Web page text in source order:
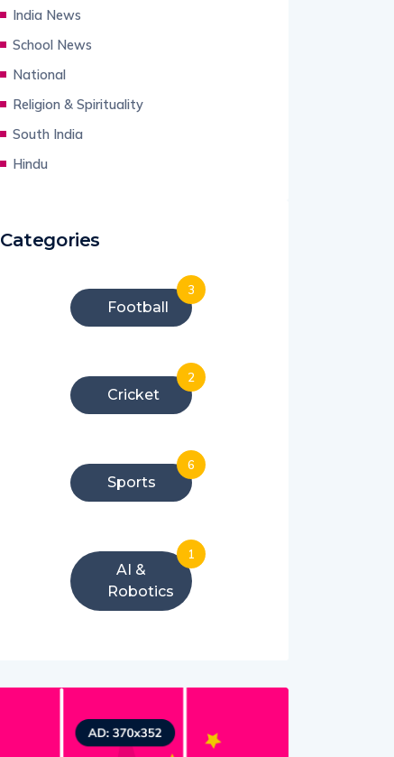
India News
School News
National
Religion & Spirituality
South India
Hindu
Categories
Football
3
Cricket
2
Sports
6
AI &
Robotics
1